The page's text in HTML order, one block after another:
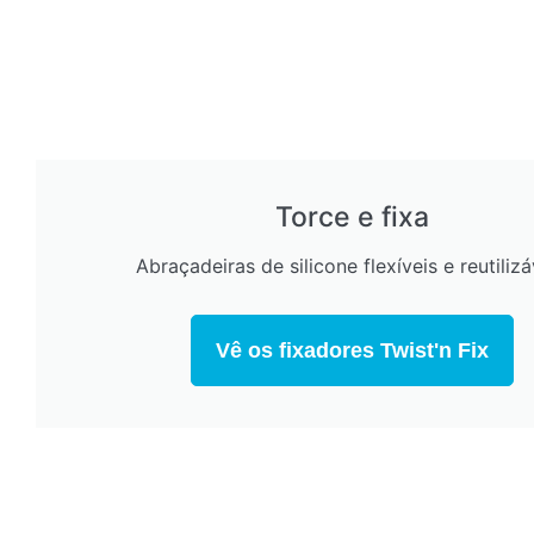
Torce e fixa
Abraçadeiras de silicone flexíveis e
Vê os fixadores Twist'n Fix